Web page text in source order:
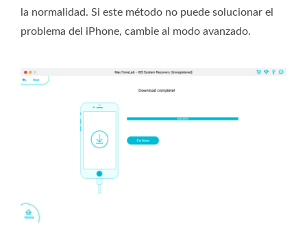
la normalidad. Si este método no puede solucionar el
problema del iPhone, cambie al modo avanzado.